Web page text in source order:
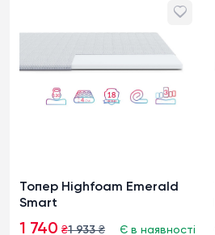
Топер Highfoam Emerald
Smart
1 740 ₴1 933₴ Є в наявності